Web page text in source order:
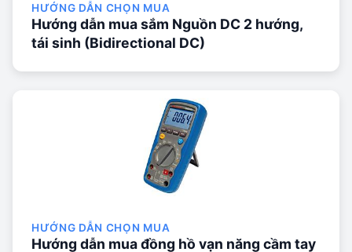
HƯỚNG DẪN CHỌN MUA
Hướng dẫn mua sắm Nguồn DC 2 hướng,
tái sinh (Bidirectional DC)
HƯỚNG DẪN CHỌN MUA
Hướng dẫn mua đồng hồ vạn năng cầm tay